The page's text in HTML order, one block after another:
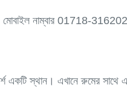
মোবাইল নাম্বার 01718-316202
স্থান। এখানে রুমের সাথে